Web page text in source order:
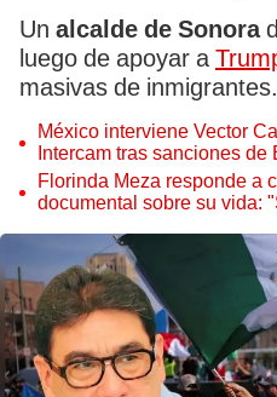
Un alcalde de Sonora
luego de apoyar a
masivas de inmigrantes.
México interviene Vector
Intercam tras sanciones
de dinero
Florinda Meza responde a
documental sobre su vida: